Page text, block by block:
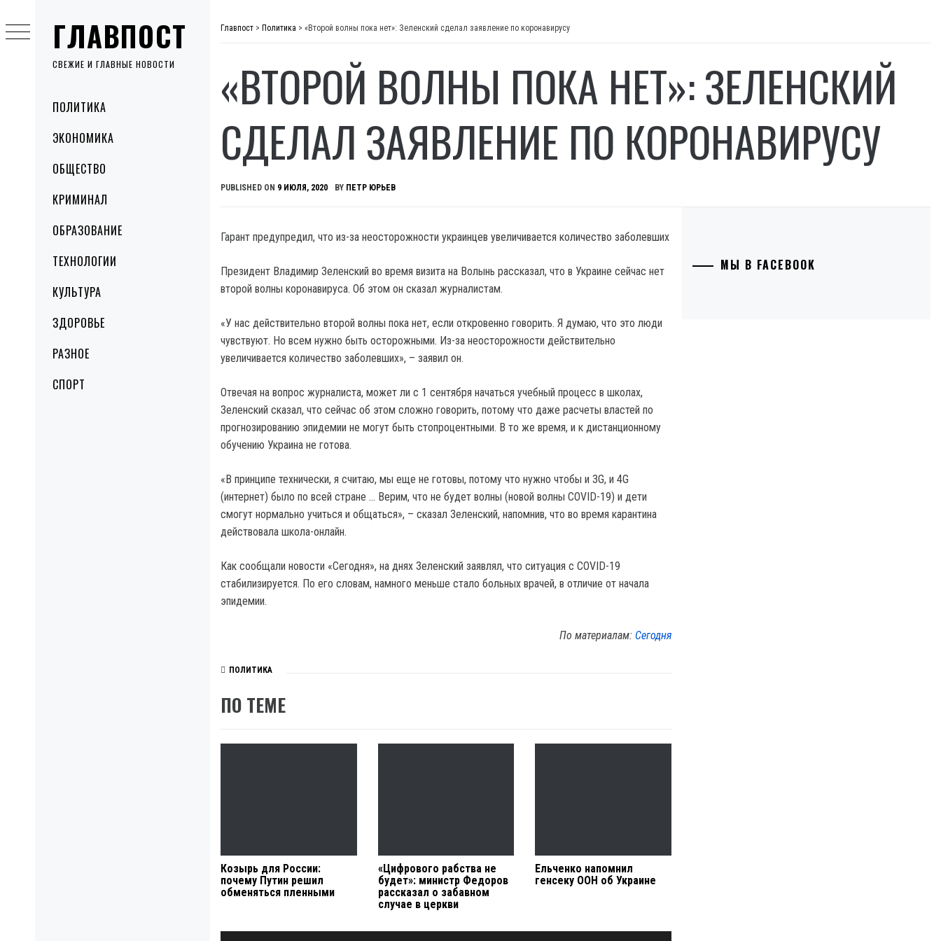
ГЛАВПОСТ
СВЕЖИЕ И ГЛАВНЫЕ НОВОСТИ
MenuПОЛИТИКА
ЭКОНОМИКА
ОБЩЕСТВО
КРИМИНАЛ
ОБРАЗОВАНИЕ
ТЕХНОЛОГИИ
КУЛЬТУРА
ЗДОРОВЬЕ
РАЗНОЕ
СПОРТ
to
content
Главпост > Политика > «Второй волны пока нет»: Зеленский сделал заявление по коронавирусу
«ВТОРОЙ ВОЛНЫ ПОКА НЕТ»: ЗЕЛЕНСКИЙ
СДЕЛАЛ ЗАЯВЛЕНИЕ ПО КОРОНАВИРУСУ
PUBLISHED ON 9 ИЮЛЯ, 2020 BY ПЕТР ЮРЬЕВ
Гарант предупредил, что из-за неосторожности украинцев увеличивается количество заболевших
Президент Владимир Зеленский во время визита на Волынь рассказал, что в Украине сейчас нет
второй волны коронавируса. Об этом он сказал журналистам.
«У нас действительно второй волны пока нет, если откровенно говорить. Я думаю, что это люди
чувствуют. Но всем нужно быть осторожными. Из-за неосторожности действительно
увеличивается количество заболевших», – заявил он.
Отвечая на вопрос журналиста, может ли с 1 сентября начаться учебный процесс в школах,
Зеленский сказал, что сейчас об этом сложно говорить, потому что даже расчеты властей по
прогнозированию эпидемии не могут быть стопроцентными. В то же время, и к дистанционному
обучению Украина не готова.
«В принципе технически, я считаю, мы еще не готовы, потому что нужно чтобы и 3G, и 4G
(интернет) было по всей стране … Верим, что не будет волны (новой волны COVID-19) и дети
смогут нормально учиться и общаться», – сказал Зеленский, напомнив, что во время карантина
действовала школа-онлайн.
Как сообщали новости «Сегодня», на днях Зеленский заявлял, что ситуация с COVID-19
стабилизируется. По его словам, намного меньше стало больных врачей, в отличие от начала
эпидемии.
По материалам: Сегодня
ПОЛИТИКА
ПО ТЕМЕ
Козырь для России:
почему Путин решил
обменяться пленными
«Цифрового рабства не
будет»: министр Федоров
рассказал о забавном
случае в церкви
Ельченко напомнил
генсеку ООН об Украине
МЫ В FACEBOOK